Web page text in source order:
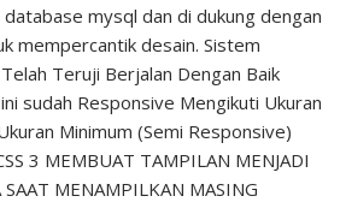
mysql dan di dukung dengan
mempercantik desain. Sistem
Teruji Berjalan Dengan Baik
sudah Responsive Mengikuti Ukuran
Minimum (Semi Responsive)
3 MEMBUAT TAMPILAN MENJADI
MENAMPILKAN MASING